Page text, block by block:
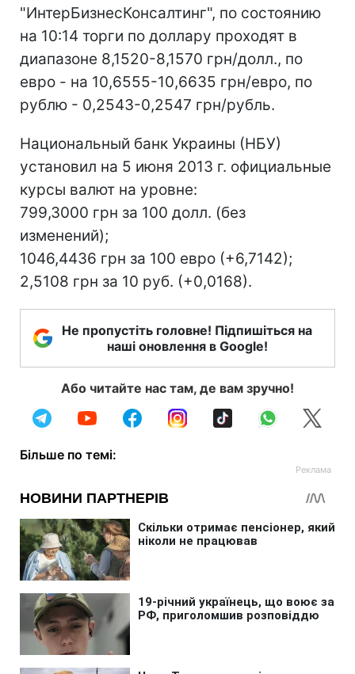
"ИнтерБизнесКонсалтинг", по состоянию
на 10:14 торги по доллару проходят в
диапазоне 8,1520-8,1570 грн/долл., по
евро - на 10,6555-10,6635 грн/евро, по
рублю - 0,2543-0,2547 грн/рубль.
Национальный банк Украины (НБУ)
установил на 5 июня 2013 г. официальные
курсы валют на уровне:
799,3000 грн за 100 долл. (без
изменений);
1046,4436 грн за 100 евро (+6,7142);
2,5108 грн за 10 руб. (+0,0168).
Не пропустіть головне! Підпишіться на
наші оновлення в Google!
Або читайте нас там, де вам зручно!
Більше по темі: